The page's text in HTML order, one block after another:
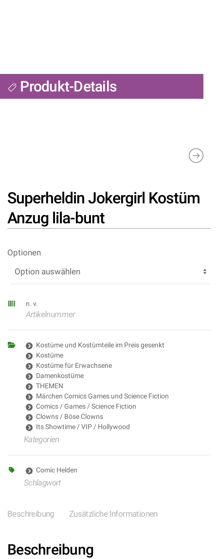
Produkt-Details
Superheldin Jokergirl Kostüm
Anzug lila-bunt
Optionen
n. v.
Artikelnummer
Kostüme und Kostümteile im Preis gesenkt
Kostüme
Kostüme für Erwachsene
Damenkostüme
THEMEN
Märchen Comics Games und Science Fiction
Comics / Games / Science Fiction
Clowns / Böse Clowns
Its Showtime / VIP / Hollywood
Kategorien
Comic Helden
Schlagwort
Beschreibung Zusätzliche Informationen
Beschreibung